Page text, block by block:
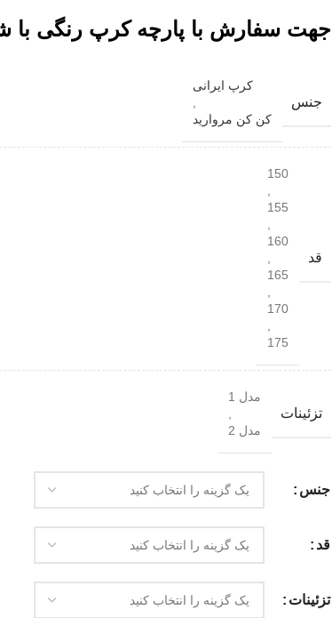
جهت سفارش با پارچه کرپ رنگی با
جنس
کرپ ایرانی
کن کن مروارید
قد
150
155
160
165
170
175
تزئینات
مدل 1
مدل 2
جنس
قد
تزئینات